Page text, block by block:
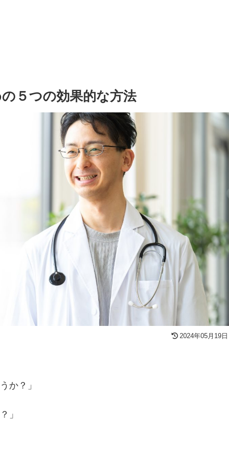
５つの効果的な方法
2024年05月19日
か？」
」